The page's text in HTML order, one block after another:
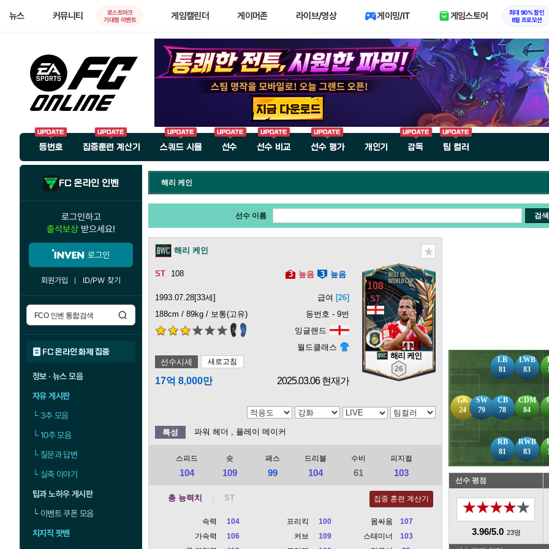
뉴스 커뮤니티
로스트아크
기대평 이벤트
게임캘린더 게이머존 라이브/영상 게이밍/IT 게임스토어
최대 90% 할인
8월 프로모션
등번호 집중훈련 계산기 스쿼드 시뮬 선수 선수 비교 선수 평가 개인기 감독 팀 컬러
FC 온라인 인벤
로그인하고
출석보상 받으세요!
로그인
회원가입 ID/PW 찾기
FC 온라인 화제 집중
정보 · 뉴스 모음
자유 게시판
└3추 모음
└10추 모음
└질문과 답변
└실축 이야기
팁과 노하우 게시판
└이벤트 쿠폰 모음
치지직 팟벤
해리 케인
선수 이름 검색
해리 케인
108 3 높음 3 높음
1993.07.28[33세] 급여 [26]
188cm / 89kg / 보통(고유)
등번호 - 9번
5 5
잉글랜드
월드클래스
선수시세
새로고침
17억 8,000만 2025.03.06 현재가
108
해리 케인
26
특성 파워 헤더 , 플레이 메이커
스피드
104
슛
109
패스
99
드리블
104
수비
61
피지컬
103
총 능력치 집중 훈련 계산기
속력
104
가속력
106
프리킥
100
커브
109
몸싸움
107
스태미너
103
GK
24
SW
79
RWB
83
RB
81
CB
78
LB
81
LWB
83
CDM
84
선수 평점
★★★★★
3.96/5.0 23명